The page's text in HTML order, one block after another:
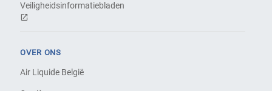
Veiligheidsinformatiebladen
OVER ONS
Air Liquide België